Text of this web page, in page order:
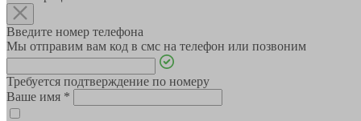
Введите номер телефона
Мы отправим вам код в смс на телефон или позвоним
Требуется подтверждение по номеру
Ваше имя *